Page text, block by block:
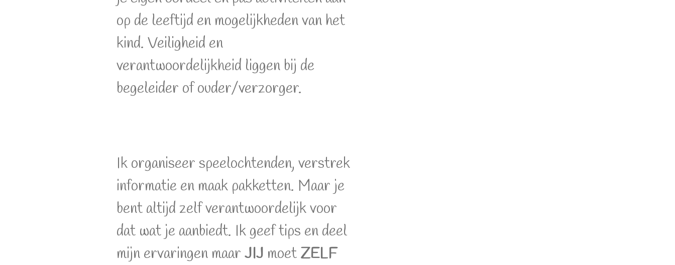
op de leeftijd en mogelijkheden van het
kind. Veiligheid en
verantwoordelijkheid liggen bij de
begeleider of ouder/verzorger.
Ik organiseer speelochtenden, verstrek
informatie en maak pakketten. Maar je
bent altijd zelf verantwoordelijk voor
dat wat je aanbiedt. Ik geef tips en deel
mijn ervaringen maar JIJ moet ZELF